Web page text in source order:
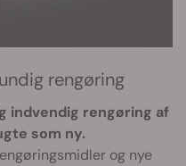
rengøring
indvendig rengøring af
som ny.
og nye